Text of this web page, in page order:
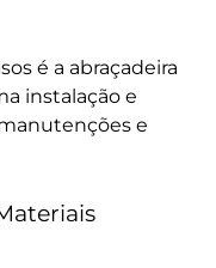
é a abraçadeira
instalação e
e